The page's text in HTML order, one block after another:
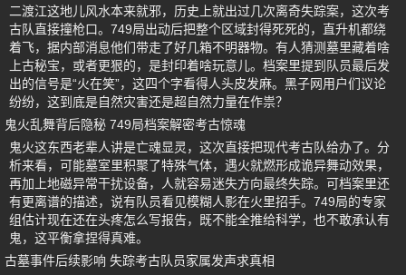
二渡江这地儿风水本来就邪，历史上就出过几次离奇失踪案，这次考
古队直接撞枪口。749局出动后把整个区域封得死死的，直升机都绕
着飞，据内部消息他们带走了好几箱不明器物。有人猜测墓里藏着啥
上古秘宝，或者更狠的，是封印着啥玩意儿。档案里提到队员最后发
出的信号是“火在笑”，这四个字看得人头皮发麻。黑子网用户们议论
纷纷，这到底是自然灾害还是超自然力量在作祟？
鬼火乱舞背后隐秘 749局档案解密考古惊魂
鬼火这东西老辈人讲是亡魂显灵，这次直接把现代考古队给办了。分
析来看，可能墓室里积聚了特殊气体，遇火就燃形成诡异舞动效果，
再加上地磁异常干扰设备，人就容易迷失方向最终失踪。可档案里还
有更离谱的描述，说有队员看见模糊人影在火里招手。749局的专家
组估计现在还在头疼怎么写报告，既不能全推给科学，也不敢承认有
鬼，这平衡拿捏得真难。
古墓事件后续影响 失踪考古队员家属发声求真相